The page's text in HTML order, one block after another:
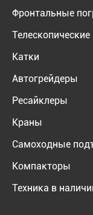
Фронтальные
Телескопические
Катки
Автогрейдеры
Ресайклеры
Краны
Самоходные
Компакторы
Техника в